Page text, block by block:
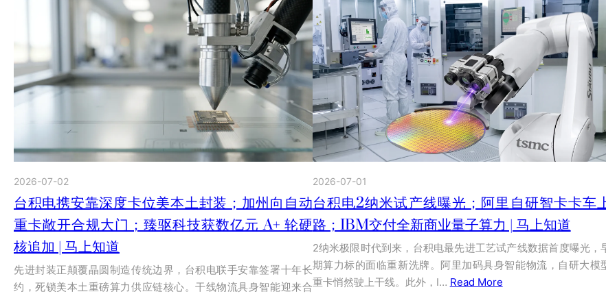
2026-07-02
台积电携安靠深度卡位美本土封装；加州向自动
重卡敞开合规大门；臻驱科技获数亿元 A+ 轮硬
核追加 | 马上知道
先进封装正颠覆晶圆制造传统边界，台积电联手安靠签署十年长
约，死锁美本土重磅算力供应链核心。干线物流具身智能迎来合
2026-07-01
台积电2纳米试产线曝光；阿里自研智卡卡车
路；IBM交付全新商业量子算力 | 马上知道
2纳米极限时代到来，台积电最先进工艺试产线数据首度曝光，
期算力标的面临重新洗牌。阿里加码具身智能物流，自研大模
重卡悄然驶上干线。此外，I… Read More